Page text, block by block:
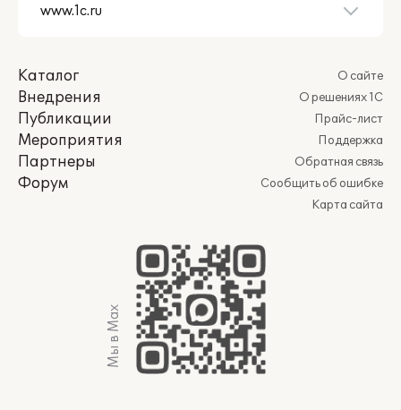
Каталог
Внедрения
Публикации
Мероприятия
Партнеры
Форум
О сайте
О решениях 1С
Прайс-лист
Поддержка
Обратная связь
Сообщить об ошибке
Карта сайта
Мы в Max